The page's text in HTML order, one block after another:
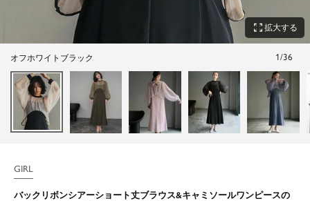
zoom_out_map 拡大する
オフホワイトブラック 1/36
GIRL
バックリボンシアーショート丈ブラウス&キャミソールワンピースの